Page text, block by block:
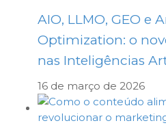
AIO, LLMO, GEO e
Optimization: o
nas Inteligências
16 de março de 2026